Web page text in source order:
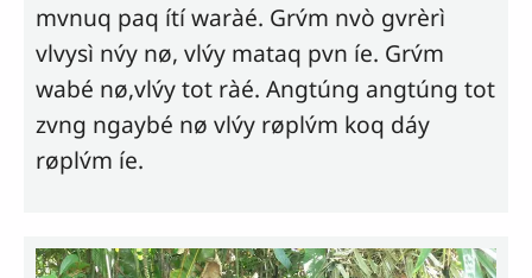
mvnuq paq ítí waràé. Grv́m nvò gvrèrì
vlvysì nv́y nø, vlv́y mataq pvn íe. Grv́m
wabé nø,vlv́ytot ràé. Angtúng angtúng tot
zvng ngaybé nø vlv́y røplv́m koq dáy
røplv́m íe.